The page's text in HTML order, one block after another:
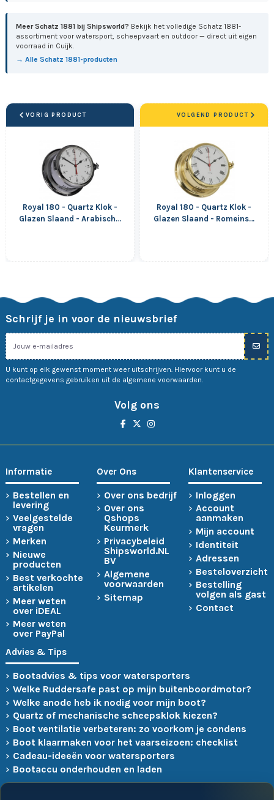
Meer Schatz 1881 bij Shipsworld? Bekijk het volledige Schatz 1881-
assortiment voor watersport, scheepvaart en outdoor — direct uit eigen
voorraad in Cuijk.
→ Alle Schatz 1881-producten
VORIG PRODUCT
Royal 180 - Quartz Klok -
Glazen Slaand - Arabisch -
Royal 180 - Quartz Klok -
Glazen Slaand - Romeins -
VOLGEND PRODUCT
Schrijf je in voor de nieuwsbrief
U kunt op elk gewenst moment weer uitschrijven. Hiervoor kunt u de
contactgegevens gebruiken uit de algemene voorwaarden.
Volg ons
Informatie
Bestellen en
levering
Veelgestelde
vragen
Merken
Nieuwe
producten
Best verkochte
artikelen
Meer weten
over iDEAL
Meer weten
over PayPal
Over Ons
Over ons bedrijf
Over ons
Qshops
Keurmerk
Privacybeleid
Shipsworld.NL
BV
Algemene
voorwaarden
Sitemap
Klantenservice
Inloggen
Account
aanmaken
Mijn account
Identiteit
Adressen
Besteloverzicht
Bestelling
volgen als gast
Contact
Advies & Tips
Bootadvies & tips voor watersporters
Welke Ruddersafe past op mijn buitenboordmotor?
Welke anode heb ik nodig voor mijn boot?
Quartz of mechanische scheepsklok kiezen?
Boot ventilatie verbeteren: zo voorkom je condens
Boot klaarmaken voor het vaarseizoen: checklist
Cadeau-ideeën voor watersporters
Bootaccu onderhouden en laden